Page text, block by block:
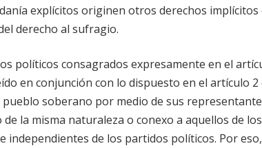
explícitos originen otros derechos
derecho al sufragio.
políticos consagrados expresamente en el
en conjunción con lo dispuesto en el artículo
soberano por medio de sus
la misma naturaleza o conexo a aquellos de
independientes de los partidos políticos. Por